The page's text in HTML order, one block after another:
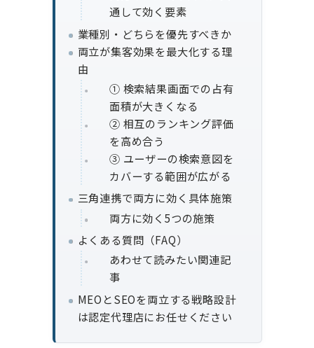
通して効く要素
業種別・どちらを優先すべきか
両立が集客効果を最大化する理
由
① 検索結果画面での占有
面積が大きくなる
② 相互のランキング評価
を高め合う
③ ユーザーの検索意図を
カバーする範囲が広がる
三角連携で両方に効く具体施策
両方に効く5つの施策
よくある質問（FAQ）
あわせて読みたい関連記
事
MEOとSEOを両立する戦略設計
は認定代理店にお任せください